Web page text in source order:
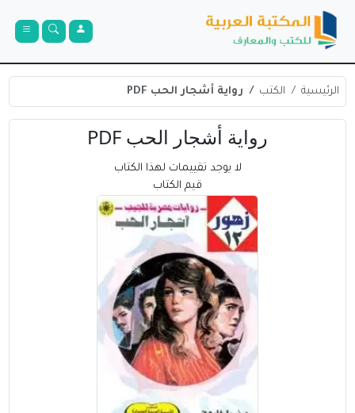
الرئيسية الكتب رواية أشجار الحب PDF
رواية أشجار الحب PDF
لا يوجد تقييمات لهذا الكتاب
قيم الكتاب